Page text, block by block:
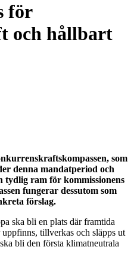
för
och hållbart
som
denna mandatperiod och
tydlig ram för kommissionens
fungerar dessutom som
förslag.
ska bli en plats där framtida
tillverkas och släpps ut
bli den första klimatneutrala